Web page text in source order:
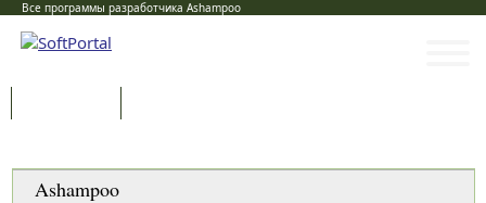
Все программы разработчика Ashampoo
Ashampoo